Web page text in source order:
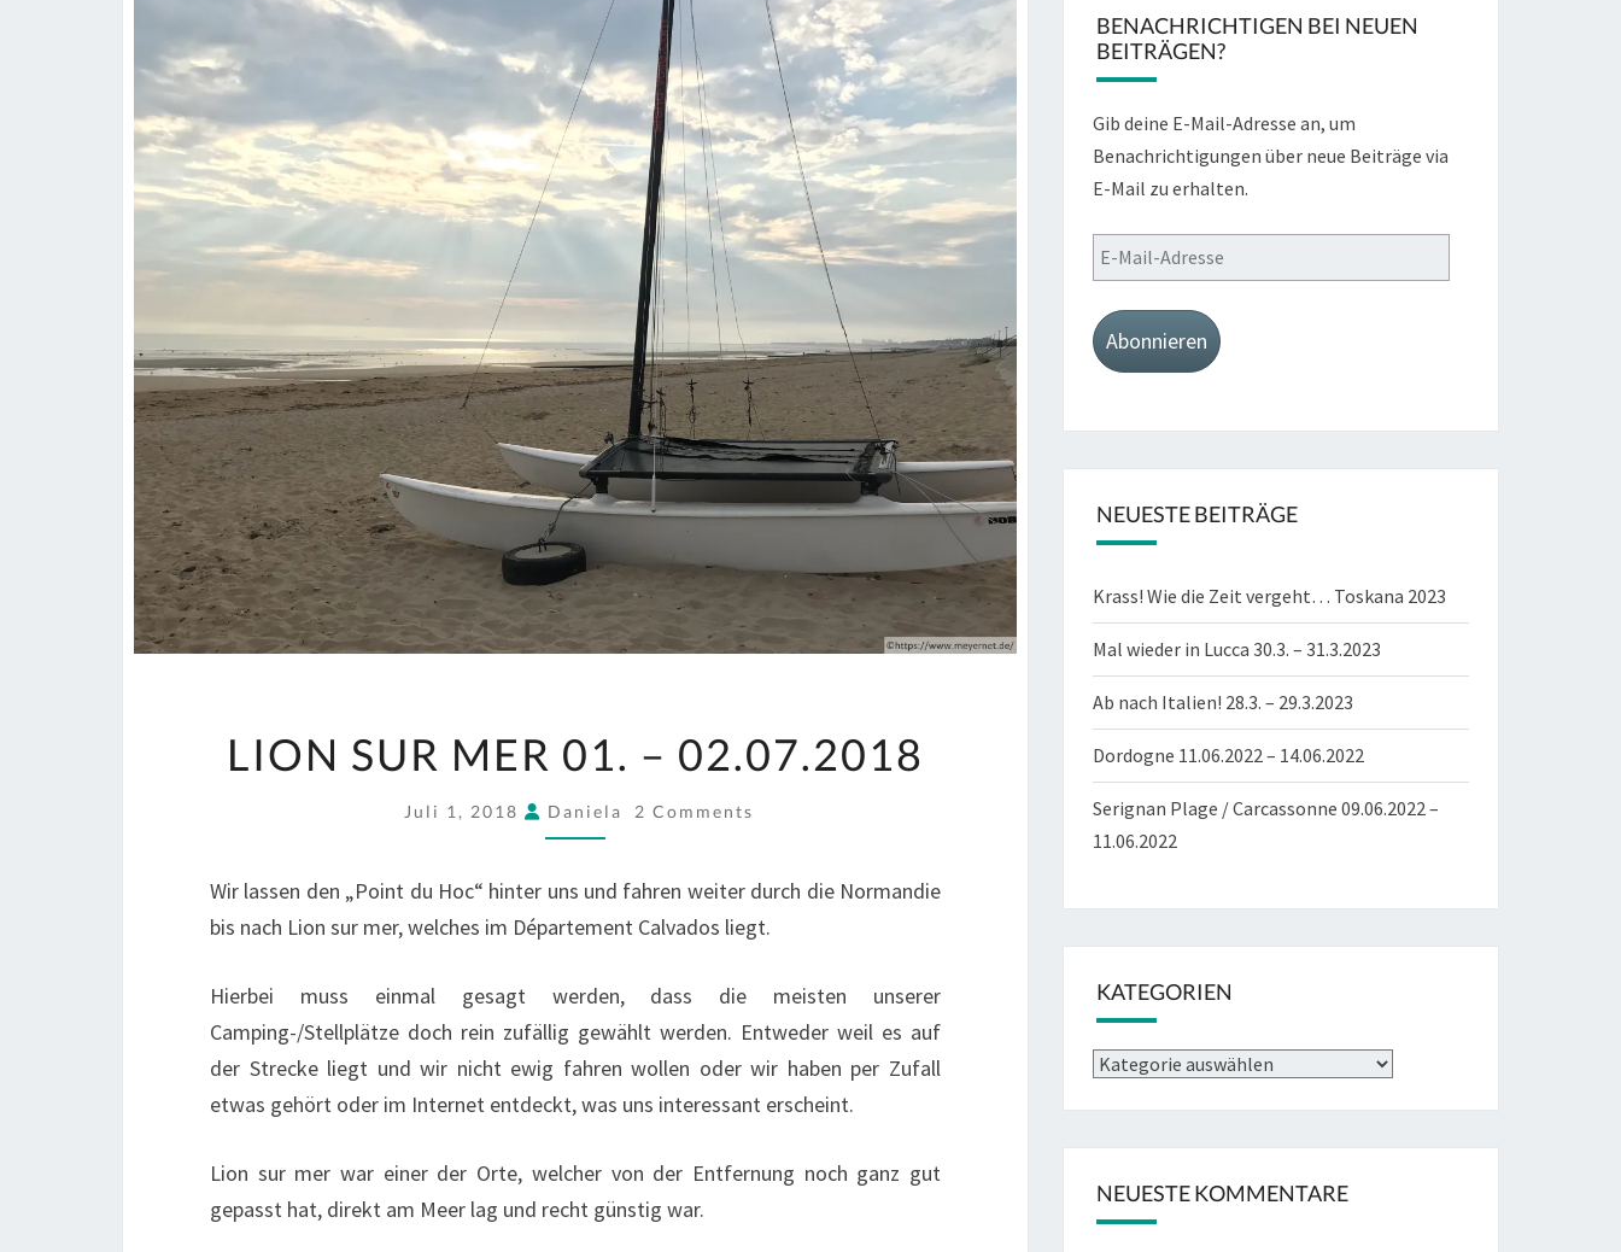
SUR
02.07.2018
LION SUR MER 01. – 02.07.2018
Juli 1, 2018 Daniela COMMENTS
2 Comments
Wir lassen den „Point du Hoc“ hinter uns und fahren weiter durch die Normandie
bis nach Lion sur mer, welches im Département Calvados liegt.
Hierbei muss einmal gesagt werden, dass die meisten unserer
Camping-/Stellplätze doch rein zufällig gewählt werden. Entweder weil es auf
der Strecke liegt und wir nicht ewig fahren wollen oder wir haben per Zufall
etwas gehört oder im Internet entdeckt, was uns interessant erscheint.
Lion sur mer war einer der Orte, welcher von der Entfernung noch ganz gut
gepasst hat, direkt am Meer lag und recht günstig war.
BENACHRICHTIGEN BEI NEUEN
BEITRÄGEN?
Gib deine E-Mail-Adresse an, um
Benachrichtigungen über neue Beiträge via
E-Mail zu erhalten.
E-
Mail-
Adresse
Abonnieren
NEUESTE BEITRÄGE
Krass! Wie die Zeit vergeht… Toskana 2023
Mal wieder in Lucca 30.3. – 31.3.2023
Ab nach Italien! 28.3. – 29.3.2023
Dordogne 11.06.2022 – 14.06.2022
Serignan Plage / Carcassonne 09.06.2022 –
11.06.2022
KATEGORIEN
Kategorien
NEUESTE KOMMENTARE